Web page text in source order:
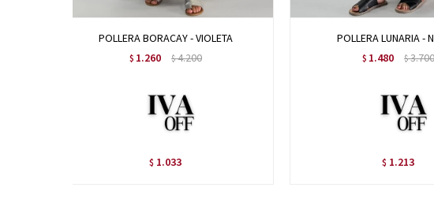
POLLERA BORACAY - VIOLETA
$ 1.260 $4.200
$ 1.033
POLLERA LUNARIA -
$ 1.480 $3.700
$ 1.213